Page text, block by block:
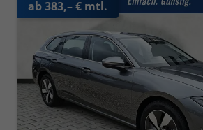
ab 383,– € mtl.